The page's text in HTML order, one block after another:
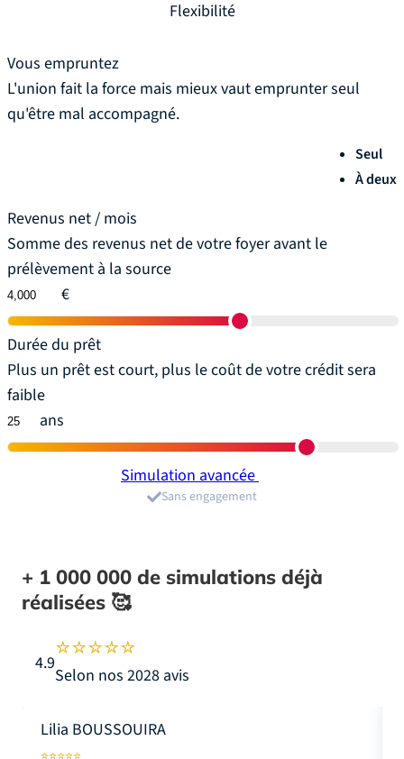
Flexibilité
Vous empruntez
L'union fait la force mais mieux vaut emprunter seul
qu'être mal accompagné.
Seul
À deux
Revenus net / mois
Somme des revenus net de votre foyer avant le
prélèvement à la source
€
Durée du prêt
Plus un prêt est court, plus le coût de votre crédit sera
faible
ans
Simulation avancée
Sans engagement
+ 1 000 000 de simulations déjà
réalisées 🥰
4.9
Selon nos 2028 avis
Lilia BOUSSOUIRA